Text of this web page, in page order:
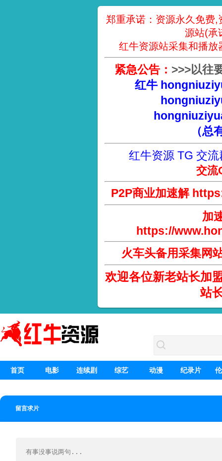
郑重承诺：资源永久免费
源站(承
红牛资源站采集和播放
紧急公告： >>>以往
红牛
（总
红牛资源 TG 交流
交流
P2P商业加速解
加
https://
火车头备用采集网
欢迎各位新老站长加
站
首页 电影 连续剧 综艺 动漫 纪录片
留言求片